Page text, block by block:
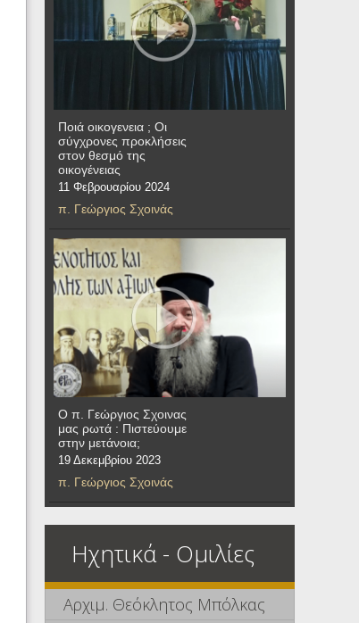
Ποιά οικογενεια ; Οι
σύγχρονες προκλήσεις
στον θεσμό της
οικογένειας
11 Φεβρουαρίου 2024
π. Γεώργιος Σχοινάς
Ο π. Γεώργιος Σχοινας
μας ρωτά : Πιστεύουμε
στην μετάνοια;
19 Δεκεμβρίου 2023
π. Γεώργιος Σχοινάς
Ηχητικά - Ομιλίες
Αρχιμ. Θεόκλητος Μπόλκας